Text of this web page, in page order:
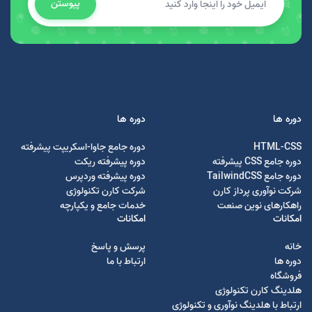
پیوستن
دوره ها
HTML-CSS
دوره جامع CSS پیشرفته
دوره جامع TailwindCSS
شرکت نوآوری پرداز کارن
راهکارهای نوین صنعت
دوره ها
دوره جامع جاوا-اسکریپت پیشرفته
دوره پیشرفته ریکت
دوره پیشرفته وردپرس
شرکت کارن تکنولوژی
خدمات جامع و یکپارچه
امکانات
خانه
دوره ها
فروشگاه
هلدینگ کارن تکنولوژی
ارتباط با هلدینگ نوآوری و تکنولوژی
امکانات
پرسش و پاسخ
ارتباط با ما